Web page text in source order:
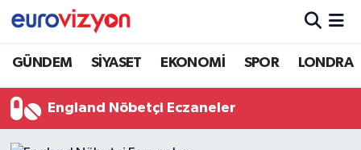
GÜNDEM SİYASET EKONOMİ SPOR LONDRA
England Nöbetçi Eczaneler